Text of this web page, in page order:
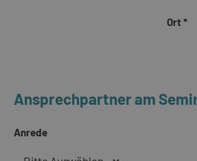
Ort *
Ansprechpartner am
Anrede